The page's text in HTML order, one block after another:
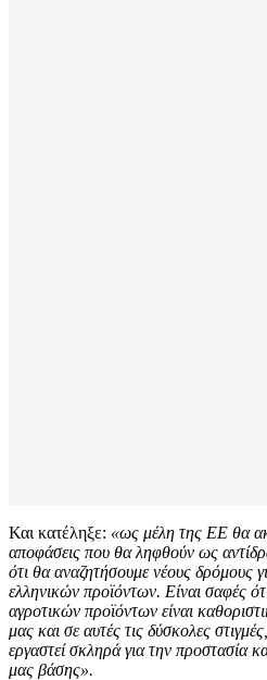
Και κατέληξε: «ως μέλη της ΕΕ θα
αποφάσεις που θα ληφθούν ως
ότι θα αναζητήσουμε νέους δρόμους
ελληνικών προϊόντων. Είναι σαφές
αγροτικών προϊόντων είναι
μας και σε αυτές τις δύσκολες
εργαστεί σκληρά για την προστασία
μας βάσης».